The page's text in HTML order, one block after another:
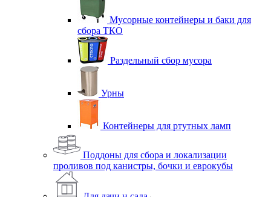
Мусорные контейнеры и баки для
сбора ТКО
Раздельный сбор мусора
Урны
Контейнеры для ртутных ламп
Поддоны для сбора и локализации
проливов под канистры, бочки и еврокубы